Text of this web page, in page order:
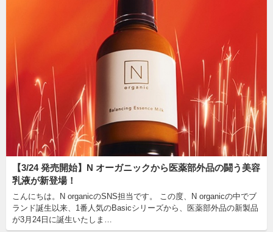
【3/24 発売開始】N オーガニックから医薬部外品の闘う美容
乳液が新登場！
こんにちは。N organicのSNS担当です。 この度、N organicの中でブ
ランド誕生以来、1番人気のBasicシリーズから、医薬部外品の新製品
が3月24日に誕生いたしま…